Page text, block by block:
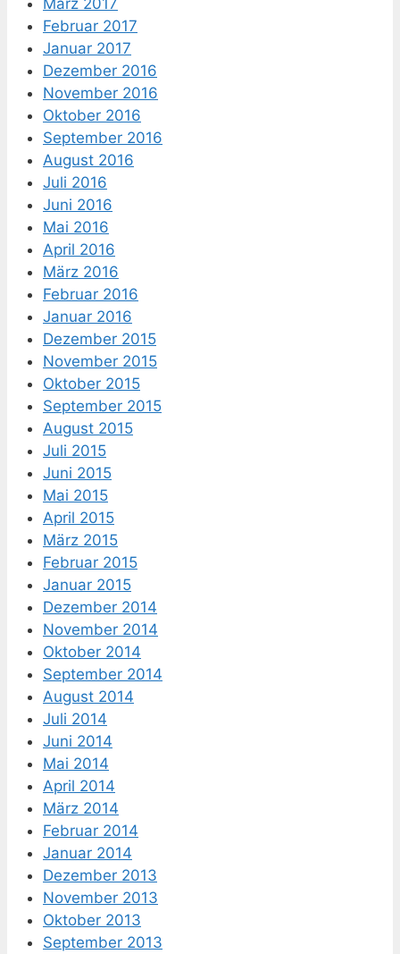
Februar 2017
Januar 2017
Dezember 2016
November 2016
Oktober 2016
September 2016
August 2016
Juli 2016
Juni 2016
Mai 2016
April 2016
März 2016
Februar 2016
Januar 2016
Dezember 2015
November 2015
Oktober 2015
September 2015
August 2015
Juli 2015
Juni 2015
Mai 2015
April 2015
März 2015
Februar 2015
Januar 2015
Dezember 2014
November 2014
Oktober 2014
September 2014
August 2014
Juli 2014
Juni 2014
Mai 2014
April 2014
März 2014
Februar 2014
Januar 2014
Dezember 2013
November 2013
Oktober 2013
September 2013